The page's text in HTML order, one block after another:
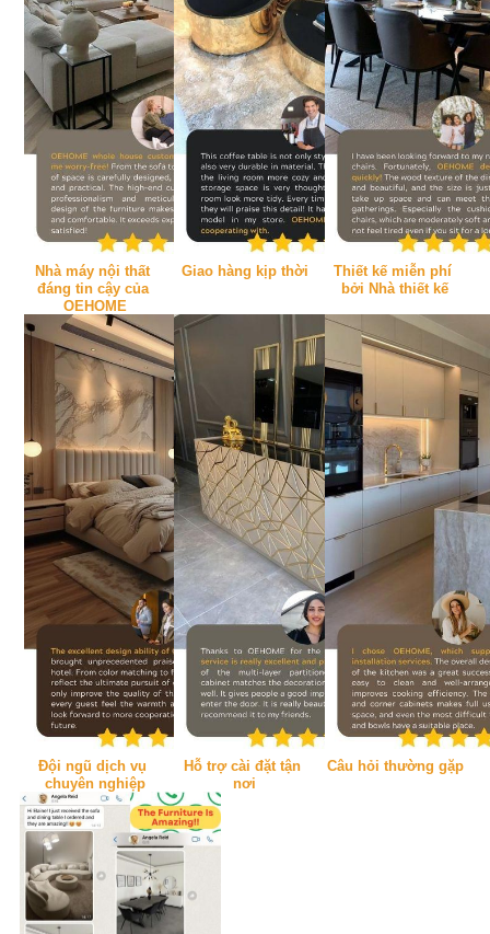
Nhà máy nội thất
đáng tin cậy của
OEHOME
Giao hàng kịp thời
Thiết kế miễn phí
bởi Nhà thiết kế
Đội ngũ dịch vụ
chuyên nghiệp
Hỗ trợ cài đặt tận
nơi
Câu hỏi thường gặp